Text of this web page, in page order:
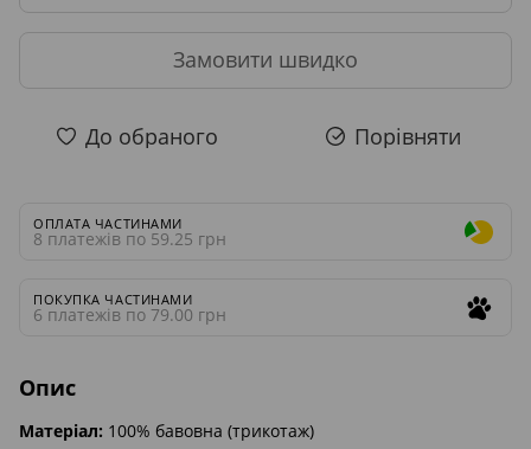
Замовити швидко
До обраного Порівняти
ОПЛАТА ЧАСТИНАМИ
8 платежів по 59.25 грн
ПОКУПКА ЧАСТИНАМИ
6 платежів по 79.00 грн
Опис
Матеріал: 100% бавовна (трикотаж)